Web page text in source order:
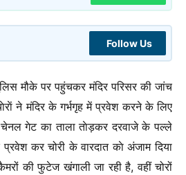
Follow Us
मौके पर पहुंचकर मंदिर परिसर की जांच
ने मंदिर के गर्भगृह में प्रवेश करने के लिए
गेट का ताला ताेड़कर दरवाजे के पल्ले
कर चोरी के वारदात काे अंजाम दिया
की फुटेज खंगाली जा रही है, वहीं चोरों